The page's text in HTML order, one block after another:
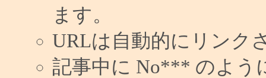
ます。
URLは自動的にリンク
記事中に No*** のよう